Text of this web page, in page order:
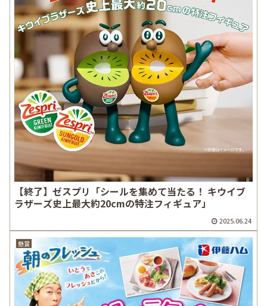
【終了】ゼスプリ「シールを集めて当たる！ キウイブ
ラザーズ史上最大約20cmの特注フィギュア」
2025.06.24
懸賞